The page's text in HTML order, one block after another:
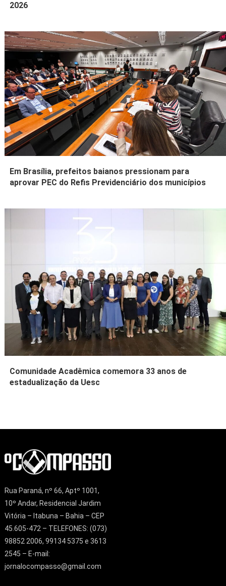
2026
Em Brasília, prefeitos baianos pressionam para
aprovar PEC do Refis Previdenciário dos municípios
Comunidade Acadêmica comemora 33 anos de
estadualização da Uesc
Rua Paraná, nº 66, Aptº 1001,
10º Andar, Residencial Jardim
Vitória – Itabuna – Bahia – CEP
45.605-472 – TELEFONES: (073)
98852 2006, 99134 5375 e 3613
2545 – E-mail:
jornalocompasso@gmail.com